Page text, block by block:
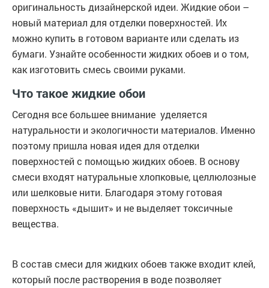
оригинальность дизайнерской идеи. Жидкие обои –
новый материал для отделки поверхностей. Их
можно купить в готовом варианте или сделать из
бумаги. Узнайте особенности жидких обоев и о том,
как изготовить смесь своими руками.
Что такое жидкие обои
Сегодня все большее внимание уделяется
натуральности и экологичности материалов. Именно
поэтому пришла новая идея для отделки
поверхностей с помощью жидких обоев. В основу
смеси входят натуральные хлопковые, целлюлозные
или шелковые нити. Благодаря этому готовая
поверхность «дышит» и не выделяет токсичные
вещества.
В состав смеси для жидких обоев также входит клей,
который после растворения в воде позволяет